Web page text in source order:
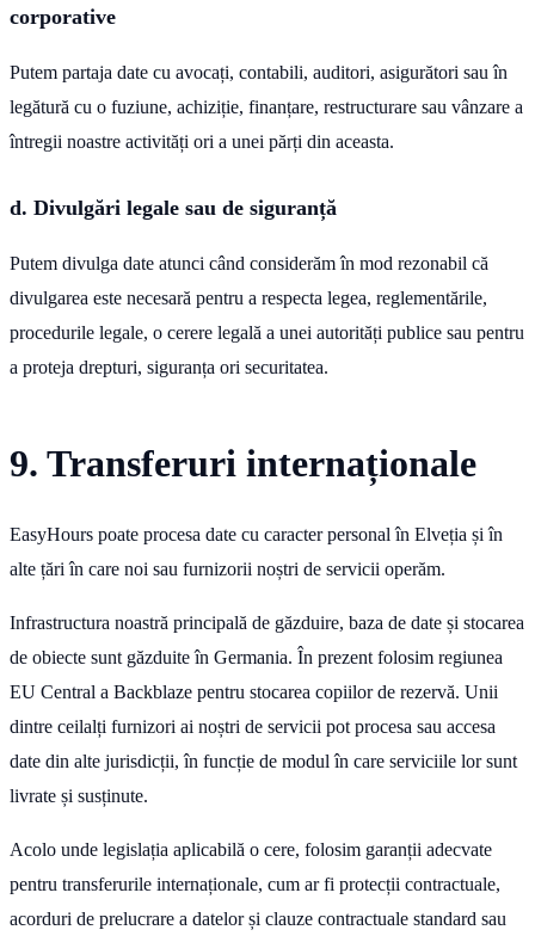
corporative
Putem partaja date cu avocați, contabili, auditori, asigurători sau în
legătură cu o fuziune, achiziție, finanțare, restructurare sau vânzare a
întregii noastre activități ori a unei părți din aceasta.
d. Divulgări legale sau de siguranță
Putem divulga date atunci când considerăm în mod rezonabil că
divulgarea este necesară pentru a respecta legea, reglementările,
procedurile legale, o cerere legală a unei autorități publice sau pentru
a proteja drepturi, siguranța ori securitatea.
9. Transferuri internaționale
EasyHours poate procesa date cu caracter personal în Elveția și în
alte țări în care noi sau furnizorii noștri de servicii operăm.
Infrastructura noastră principală de găzduire, baza de date și stocarea
de obiecte sunt găzduite în Germania. În prezent folosim regiunea
EU Central a Backblaze pentru stocarea copiilor de rezervă. Unii
dintre ceilalți furnizori ai noștri de servicii pot procesa sau accesa
date din alte jurisdicții, în funcție de modul în care serviciile lor sunt
livrate și susținute.
Acolo unde legislația aplicabilă o cere, folosim garanții adecvate
pentru transferurile internaționale, cum ar fi protecții contractuale,
acorduri de prelucrare a datelor și clauze contractuale standard sau